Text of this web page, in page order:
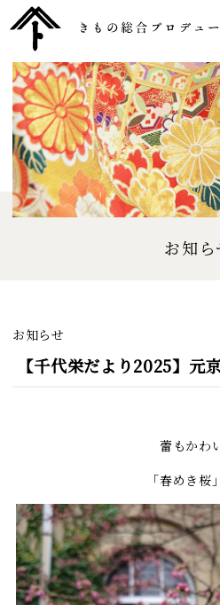
お知ら
お知らせ
【千代栄だより2025】
蕾もかわ
「春めき桜